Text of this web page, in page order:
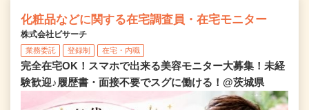
化粧品などに関する在宅調査員・在宅モニター
株式会社ビサーチ
業務委託 登録制 在宅・内職
完全在宅OK！スマホで出来る美容モニター大募集！未経
験歓迎♪履歴書・面接不要でスグに働ける！@茨城県